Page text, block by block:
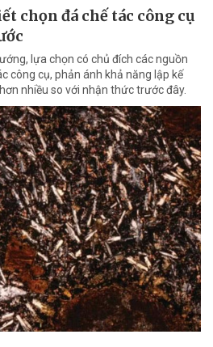
chọn đá chế tác công cụ
lựa chọn có chủ đích các nguồn
công cụ, phản ánh khả năng lập kế
nhiều so với nhận thức trước đây.